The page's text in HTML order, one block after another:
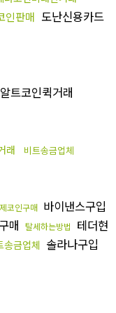
인판매 도난신용카드
알트코인퀵거래
래 비트송금업체
코인구매 바이낸스구입
매 탈세하는방법
테더현
송금업체 솔라나구입